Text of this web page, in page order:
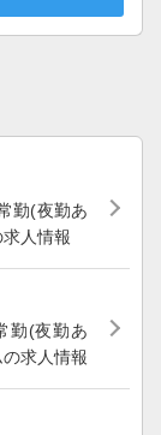
勤(夜勤あ
人情報
勤(夜勤あ
求人情報